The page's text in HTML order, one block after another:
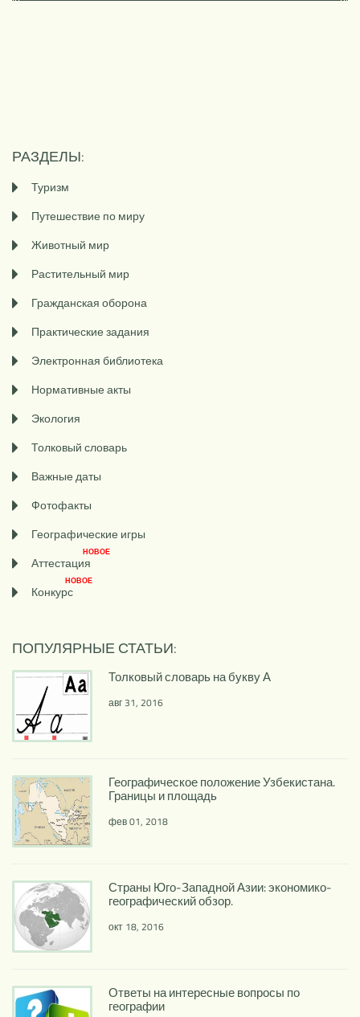
РАЗДЕЛЫ:
Туризм
Путешествие по миру
Животный мир
Растительный мир
Гражданская оборона
Практические задания
Электронная библиотека
Нормативные акты
Экология
Толковый словарь
Важные даты
Фотофакты
Географические игры
Аттестация
НОВОЕ
Конкурс
НОВОЕ
ПОПУЛЯРНЫЕ СТАТЬИ:
Толковый словарь на букву А
авг 31, 2016
Географическое положение Узбекистана.
Границы и площадь
фев 01, 2018
Страны Юго-Западной Азии: экономико-
географический обзор.
окт 18, 2016
Ответы на интересные вопросы по
географии